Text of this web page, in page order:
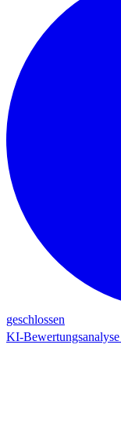
geschlossen
KI-Bewertungsanalyse